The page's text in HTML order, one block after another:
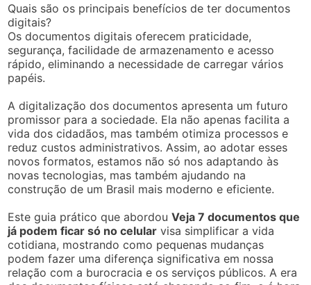
Quais são os principais benefícios de ter documentos
digitais?
Os documentos digitais oferecem praticidade,
segurança, facilidade de armazenamento e acesso
rápido, eliminando a necessidade de carregar vários
papéis.
A digitalização dos documentos apresenta um futuro
promissor para a sociedade. Ela não apenas facilita a
vida dos cidadãos, mas também otimiza processos e
reduz custos administrativos. Assim, ao adotar esses
novos formatos, estamos não só nos adaptando às
novas tecnologias, mas também ajudando na
construção de um Brasil mais moderno e eficiente.
Este guia prático que abordouVeja 7 documentos que
já podem ficar só no celular visa simplificar a vida
cotidiana, mostrando como pequenas mudanças
podem fazer uma diferença significativa em nossa
relação com a burocracia e os serviços públicos. A era